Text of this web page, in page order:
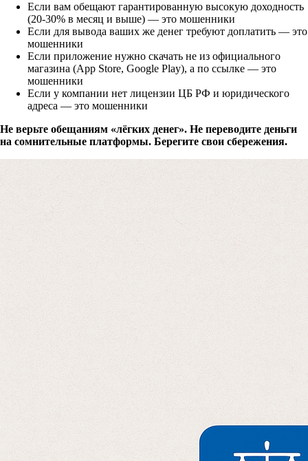
Политикой
Если вам обещают гарантированную высокую доходность
(20-30% в месяц и выше) — это мошенники
Если для вывода ваших же денег требуют доплатить — это
мошенники
Если приложение нужно скачать не из официального
магазина (App Store, Google Play), а по ссылке — это
мошенники
Если у компании нет лицензии ЦБ РФ и юридического
адреса — это мошенники
Не верьте обещаниям «лёгких денег». Не переводите деньги
на сомнительные платформы. Берегите свои сбережения.